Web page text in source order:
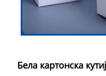
Бела картонска